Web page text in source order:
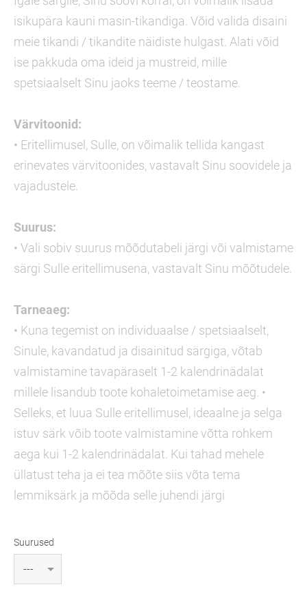
isikupära kauni masin-tikandiga. Võid valida disaini
meie tikandi / tikandite näidiste hulgast. Alati võid
ise pakkuda oma ideid ja mustreid, mille
spetsiaalselt Sinu jaoks teeme / teostame.
Värvitoonid:
• Eritellimusel, Sulle, on võimalik tellida kangast
erinevates värvitoonides, vastavalt Sinu soovidele ja
vajadustele.
Suurus:
• Vali sobiv suurus mõõdutabeli järgi või valmistame
särgi Sulle eritellimusena, vastavalt Sinu mõõtudele.
Tarneaeg:
• Kuna tegemist on individuaalse / spetsiaalselt,
Sinule, kavandatud ja disainitud särgiga, võtab
valmistamine tavapäraselt 1-2 kalendrinädalat
millele lisandub toote kohaletoimetamise aeg. •
Selleks, et luua Sulle eritellimusel, ideaalne ja selga
istuv särk võib toote valmistamine võtta rohkem
aega kui 1-2 kalendrinädalat. Kui tahad mehele
üllatust teha ja ei tea mõõte siis võta tema
lemmiksärk ja mõõda selle juhendi järgi
Suurused